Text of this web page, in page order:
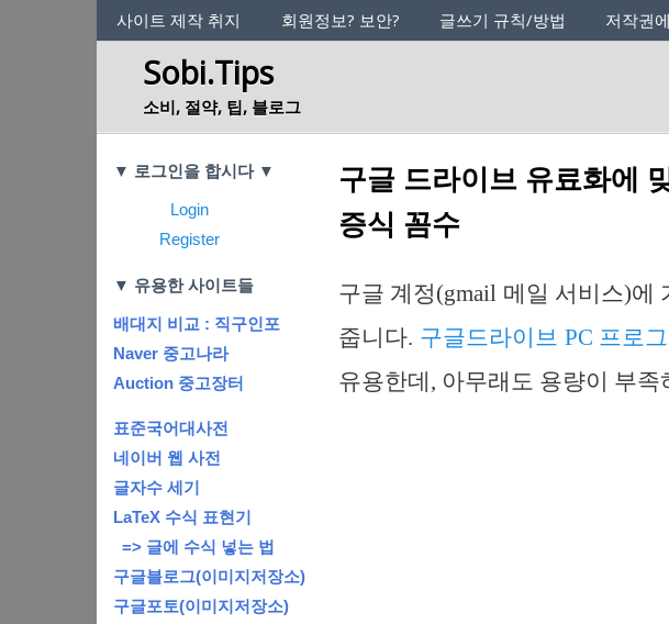
사이트의 정체성
사이트 제작 취지 회원정보? 보안? 글쓰기 규칙/방법 저작권
Sobi.Tips
소비, 절약, 팁, 블로그
Categories
구글 드라이브 유료화에
증식 꼼수
구글 계정(gmail 메일 서비스)에
줍니다. 구글드라이브 PC 프로
유용한데, 아무래도 용량이 부
▼ 로그인을 합시다 ▼
Login
Register
▼ 유용한 사이트들
배대지 비교 : 직구인포
Naver 중고나라
Auction 중고장터
표준국어대사전
네이버 웹 사전
글자수 세기
LaTeX 수식 표현기
=> 글에 수식 넣는 법
구글블로그(이미지저장소)
구글포토(이미지저장소)